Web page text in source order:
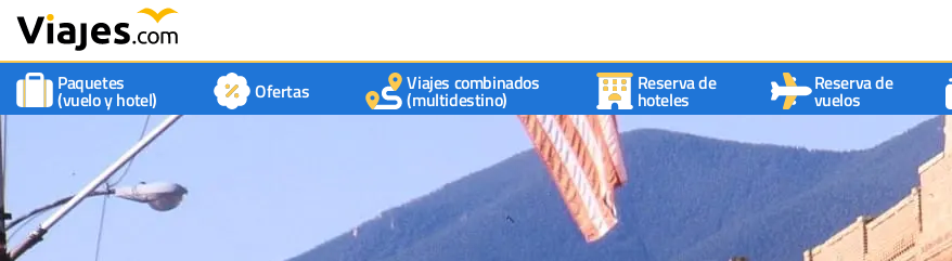
Paquetes
(vuelo y hotel) Ofertas Viajes combinados
(multidestino)
Reserva de
hoteles
Reserva de
vuelos